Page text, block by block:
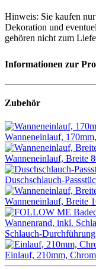
Hinweis: Sie kaufen
Dekoration und
gehören nicht zum
Informationen zur
Zubehör
Wanneneinlauf,
Wanneneinlauf, Breite
Duschschlauch-
Wanneneinlauf, Breite
Schlauch-
Einlauf, 210mm,